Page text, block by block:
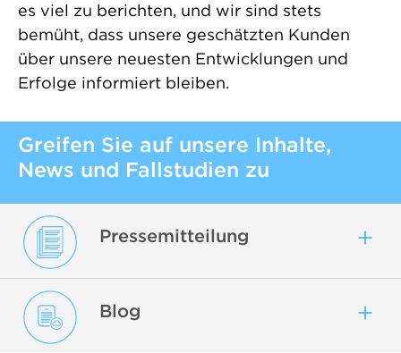
es viel zu berichten, und wir sind stets
bemüht, dass unsere geschätzten Kunden
über unsere neuesten Entwicklungen und
Erfolge informiert bleiben.
Greifen Sie auf unsere Inhalte,
News und Fallstudien zu
Pressemitteilung
Blog